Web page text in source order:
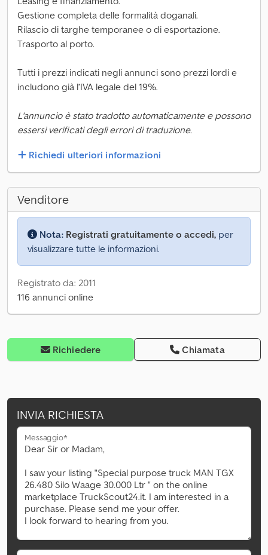
Gestione completa delle formalità doganali.
Rilascio di targhe temporanee o di esportazione.
Trasporto al porto.
Tutti i prezzi indicati negli annunci sono prezzi lordi e
includono già l’IVA legale del 19%.
L'annuncio è stato tradotto automaticamente e possono
essersi verificati degli errori di traduzione.
Richiedi ulteriori informazioni
Venditore
Nota: Registrati gratuitamente o accedi, per
visualizzare tutte le informazioni.
Registrato da: 2011
116 annunci online
Richiedere Chiamata
INVIA RICHIESTA
Messaggio*